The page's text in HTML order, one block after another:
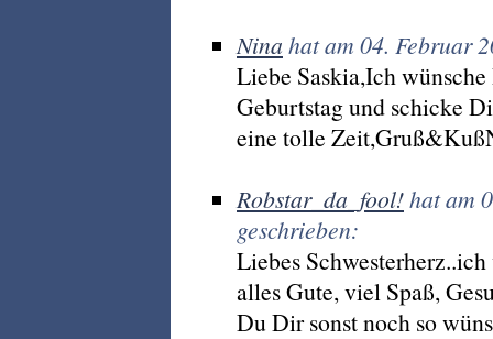
Ninahat am 04. Februar
Liebe Saskia,Ich
Geburtstag und schicke
eine tolle
Robstar_da_fool!hat am
geschrieben:
Liebes
alles Gute, viel Spaß,
Du Dir sonst noch so